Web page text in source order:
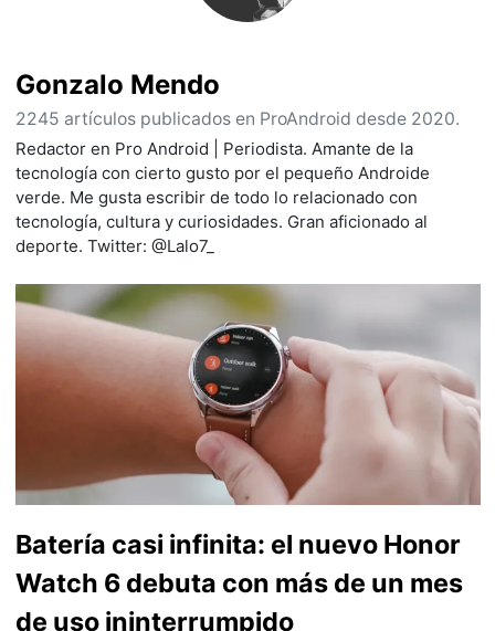
Gonzalo Mendo
2245 artículos publicados en ProAndroid desde 2020.
Redactor en Pro Android | Periodista. Amante de la
tecnología con cierto gusto por el pequeño Androide
verde. Me gusta escribir de todo lo relacionado con
tecnología, cultura y curiosidades. Gran aficionado al
deporte. Twitter: @Lalo7_
Batería casi infinita: el nuevo Honor
Watch 6 debuta con más de un mes
de uso ininterrumpido